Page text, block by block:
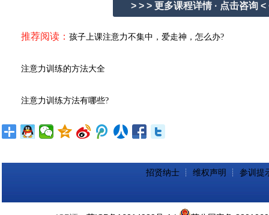
> > > 更多课程详情 · 点击咨询 <
推荐阅读： 孩子上课注意力不集中，爱走神，怎么办?
注意力训练的方法大全
注意力训练方法有哪些?
招贤纳士 ┊ 维权声明 ┊ 参训提